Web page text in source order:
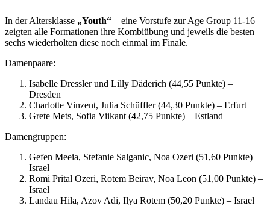
In der Altersklasse „Youth“ – eine Vorstufe zur Age Group 11-16 –
zeigten alle Formationen ihre Kombiübung und jeweils die besten
sechs wiederholten diese noch einmal im Finale.
Damenpaare:
Isabelle Dressler und Lilly Däderich (44,55 Punkte) –
Dresden
Charlotte Vinzent, Julia Schüffler (44,30 Punkte) – Erfurt
Grete Mets, Sofia Viikant (42,75 Punkte) – Estland
Damengruppen:
Gefen Meeia, Stefanie Salganic, Noa Ozeri (51,60 Punkte) –
Israel
Romi Prital Ozeri, Rotem Beirav, Noa Leon (51,00 Punkte) –
Israel
Landau Hila, Azov Adi, Ilya Rotem (50,20 Punkte) – Israel